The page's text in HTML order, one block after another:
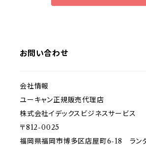
お問い合わせ
会社情報
ユーキャン正規販売代理店
株式会社イデックスビジネスサービス
〒812-0025
福岡県福岡市博多区店屋町6-18 ラン